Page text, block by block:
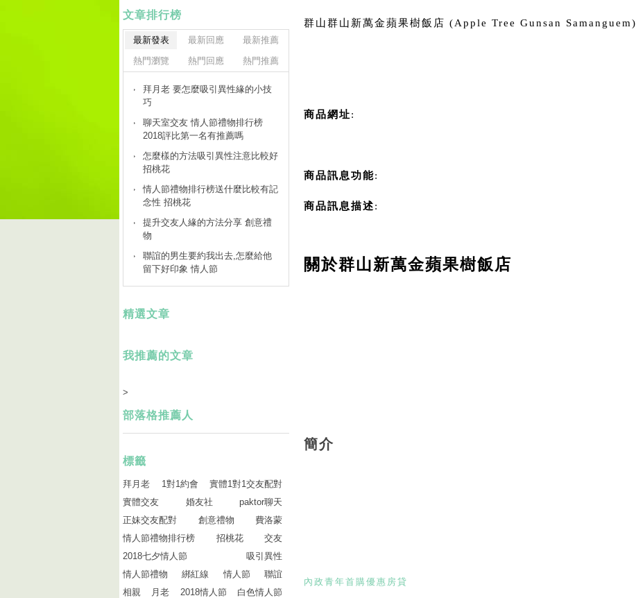
群山群山新萬金蘋果樹飯店 (Apple Tree Gunsan Samanguem)
商品網址:
商品訊息功能:
商品訊息描述:
關於群山新萬金蘋果樹飯店
簡介
內政青年首購優惠房貸
文章排行榜
最新發表 最新回應
最新推薦
熱門瀏覽
熱門回應 熱門推薦
拜月老 要怎麼吸引異性緣的小技
巧
聊天室交友 情人節禮物排行榜
2018評比第一名有推薦嗎
怎麼樣的方法吸引異性注意比較好
招桃花
情人節禮物排行榜送什麼比較有記
念性 招桃花
提升交友人緣的方法分享 創意禮
物
聯誼的男生要約我出去,怎麼給他
留下好印象 情人節
精選文章
我推薦的文章
>
部落格推薦人
標籤
拜月老 1對1約會
實體1對1交友配對
實體交友
婚友社
paktor聊天
正妹交友配對
創意禮物
費洛蒙
情人節禮物排行榜
招桃花
交友
2018七夕情人節
吸引異性
情人節禮物
綁紅線 情人節
聯誼
相親
月老 2018情人節
白色情人節